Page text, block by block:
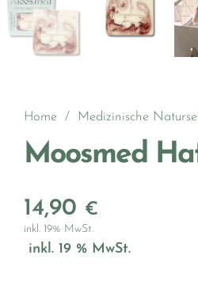
Home / Medizinische
Moosmed
14,90 €
inkl. 19% MwSt.
inkl. 19 % MwSt.